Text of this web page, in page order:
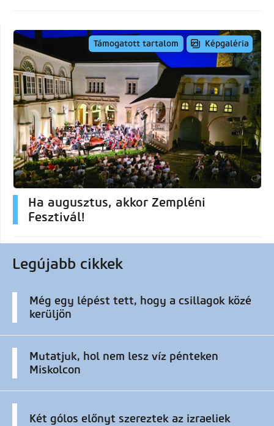
Támogatott tartalom Képgaléria
Ha augusztus, akkor Zempléni
Fesztivál!
Legújabb cikkek
Még egy lépést tett, hogy a csillagok közé
kerüljön
Mutatjuk, hol nem lesz víz pénteken
Miskolcon
Két gólos előnyt szereztek az izraeliek